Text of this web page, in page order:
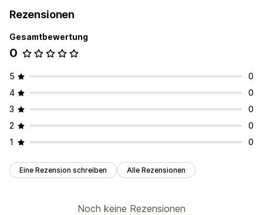
Rezensionen
Gesamtbewertung
0
5
0
4
0
3
0
2
0
1
0
Eine Rezension schreiben Alle Rezensionen
Noch keine Rezensionen